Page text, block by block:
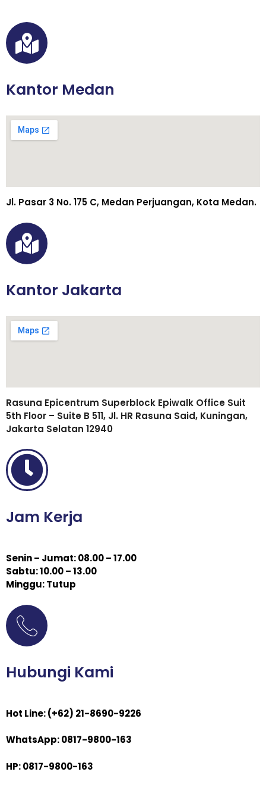
Kantor Medan
Jl. Pasar 3 No. 175 C, Medan Perjuangan, Kota Medan.
Kantor Jakarta
Rasuna Epicentrum Superblock Epiwalk Office Suit
5th Floor – Suite B 511, Jl. HR Rasuna Said, Kuningan,
Jakarta Selatan 12940
Jam Kerja
Senin – Jumat: 08.00 – 17.00
Sabtu: 10.00 – 13.00
Minggu: Tutup
Hubungi Kami
Hot Line: (+62) 21-8690-9226
WhatsApp: 0817-9800-163
HP: 0817-9800-163